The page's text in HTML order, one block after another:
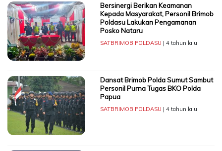
Bersinergi Berikan Keamanan
Kepada Masyarakat, Personil Brimob
Poldasu Lakukan Pengamanan
Posko Nataru
SATBRIMOB POLDASU | 4 tahun lalu
Dansat Brimob Polda Sumut Sambut
Personil Purna Tugas BKO Polda
Papua
SATBRIMOB POLDASU | 4 tahun lalu